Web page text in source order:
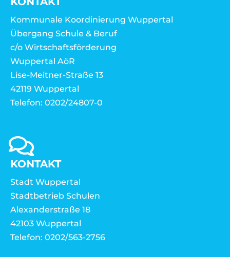
Kommunale Koordinierung Wuppertal
Übergang Schule & Beruf
c/o Wirtschaftsförderung
Wuppertal AöR
Lise-Meitner-Straße 13
42119 Wuppertal
Telefon: 0202/24807-0
KONTAKT
Stadt Wuppertal
Stadtbetrieb Schulen
Alexanderstraße 18
42103 Wuppertal
Telefon: 0202/563-2756